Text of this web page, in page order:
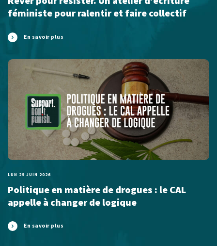
féministe pour ralentir et faire collectif
En savoir plus
LUN 29 JUIN 2026
Politique en matière de drogues : le CAL
appelle à changer de logique
En savoir plus